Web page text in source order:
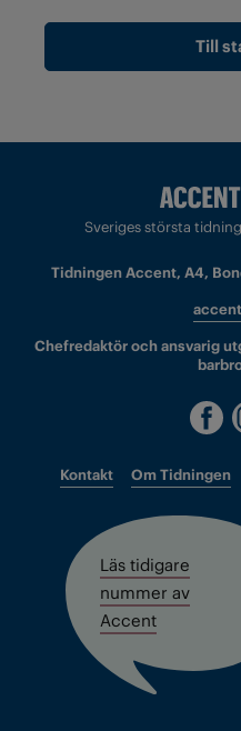
Till
Sveriges största
Tidningen Accent, A4,
Chefredaktör och ansvarig
Kontakt Om Tidningen
Läs tidigare
nummer av
Accent